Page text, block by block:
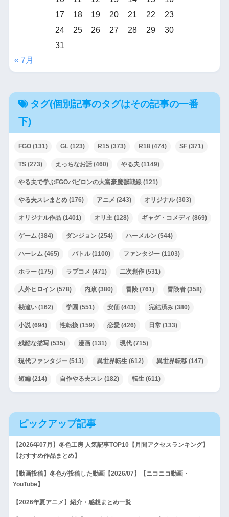
17
18 19 20 21 22
23
24
25 26 27 28 29
30
31
« 7月
タグ(個別記事のタグはその記事の一番
下)
FGO(131) GL(123) R15(373) R18(474) SF(371)
TS(273) えっちなお話(460) やる夫(1149)
やる夫で学ぶFGOバビロンの大富豪魔獣戦線(121)
やる夫スレまとめ(176) アニメ (243) オリジナル(303)
オリジナル作品(1401) オリ主(128) ギャグ・コメディ (869)
ゲーム (384) ダンジョン(254) ハーメルン(544)
ハーレム (465) バトル(1100) ファンタジー(1103)
ホラー(175) ラブコメ (471) 二次創作(531)
人外ヒロイン(578) 内政(380) 冒険(761) 冒険者(358)
勘違い(162) 学園 (551) 安価(443) 完結済み(380)
小説(694) 性転換(159) 恋愛(426) 日常 (133)
残酷な描写(535) 漫画(131) 現代(715)
現代ファンタジー(513) 異世界転生(612) 異世界転移(147)
短編(214) 自作やる夫スレ (182) 転生(611)
ピックアップ記事
【2026年07月】冬色工房 人気記事TOP10【月間アクセスランキング】
【おすすめ作品まとめ】
【動画投稿】冬色が投稿した動画【2026/07】【ニコニコ動画・
YouTube】
【2026年夏アニメ】紹介・感想まとめ一覧